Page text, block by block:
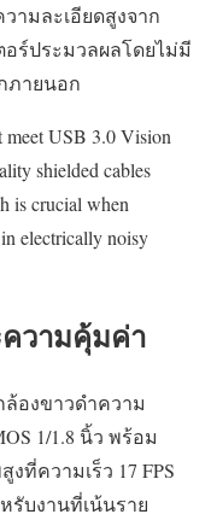
ามละเอียดสูงจาก
อร์ประมวลผลโดยไม่มี
ายนอก
meet USB 3.0 Vision
shielded cables
is crucial when
electrically noisy
วามคุ้มค่า
ล้องขาวดำความ
1/1.8 นิ้ว พร้อม
ที่ความเร็ว 17 FPS
รับงานที่เน้นราย